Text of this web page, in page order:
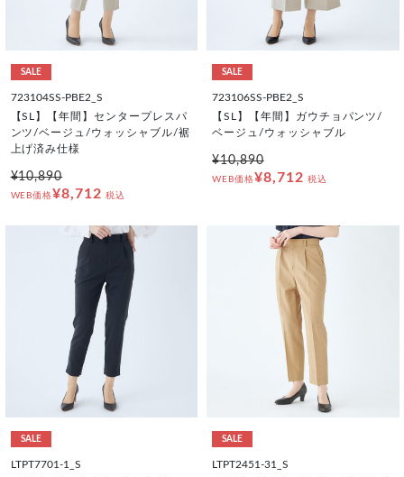
SALE
723104SS-PBE2_S
【SL】【年間】センタープレスパ
ンツ/ベージュ/ウォッシャブル/裾
上げ済み仕様
¥10,890
WEB価格¥8,712 税込
SALE
723106SS-PBE2_S
【SL】【年間】ガウチョパンツ/
ベージュ/ウォッシャブル
¥10,890
WEB価格¥8,712 税込
SALE
LTPT7701-1_S
SALE
LTPT2451-31_S